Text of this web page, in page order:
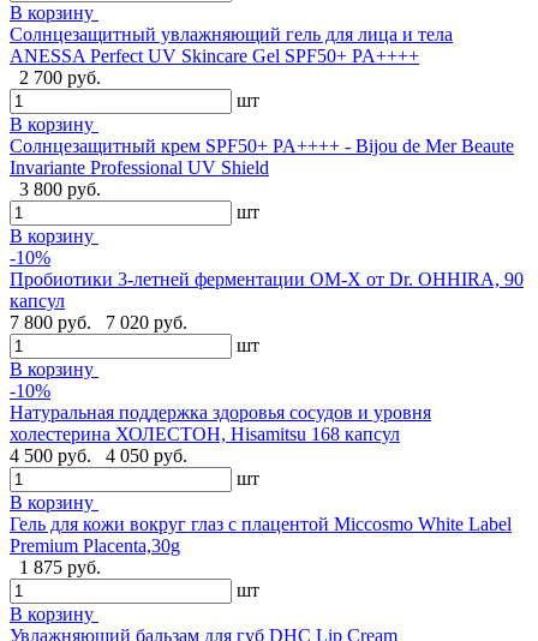
В корзину
Солнцезащитный увлажняющий гель для лица и тела
ANESSA Perfect UV Skincare Gel SPF50+ PA++++
2 700 руб.
шт
В корзину
Cолнцезащитный крем SPF50+ PA++++ - Bijou de Mer Beaute
Invariante Professional UV Shield
3 800 руб.
шт
В корзину
-10%
Пробиотики 3-летней ферментации OM-X от Dr. OHHIRA, 90
капсул
7 800 руб.
7 020 руб.
шт
В корзину
-10%
Натуральная поддержка здоровья сосудов и уровня
холестерина ХОЛЕСТОН, Hisamitsu 168 капсул
4 500 руб.
4 050 руб.
шт
В корзину
Гель для кожи вокруг глаз с плацентой Miccosmo White Label
Premium Placenta,30g
1 875 руб.
шт
В корзину
Увлажняющий бальзам для губ DHC Lip Cream